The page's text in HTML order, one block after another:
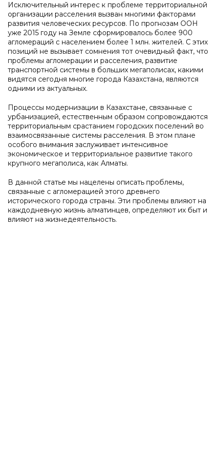
Исключительный интерес к проблеме территориальной
организации расселения вызван многими факторами
развития человеческих ресурсов. По прогнозам ООН
уже 2015 году на Земле сформировалось более 900
агломераций с населением более 1 млн. жителей. С этих
позиций не вызывает сомнения тот очевидный факт, что
проблемы агломерации и расселения, развитие
транспортной системы в больших мегаполисах, какими
видятся сегодня многие города Казахстана, являются
одними из актуальных.
Процессы модернизации в Казахстане, связанные с
урбанизацией, естественным образом сопровождаются
территориальным срастанием городских поселений во
взаимосвязанные системы расселения. В этом плане
особого внимания заслуживает интенсивное
экономическое и территориальное развитие такого
крупного мегаполиса, как Алматы.
В данной статье мы нацелены описать проблемы,
связанные с агломерацией этого древнего
исторического города страны. Эти проблемы влияют на
каждодневную жизнь алматинцев, определяют их быт и
влияют на жизнедеятельность.